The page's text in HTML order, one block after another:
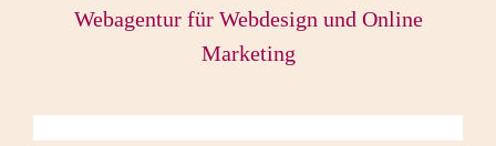
Webagentur für Webdesign und Online
Marketing